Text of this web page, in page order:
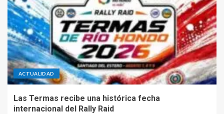
ACTUALIDAD
Las Termas recibe una histórica fecha
internacional del Rally Raid